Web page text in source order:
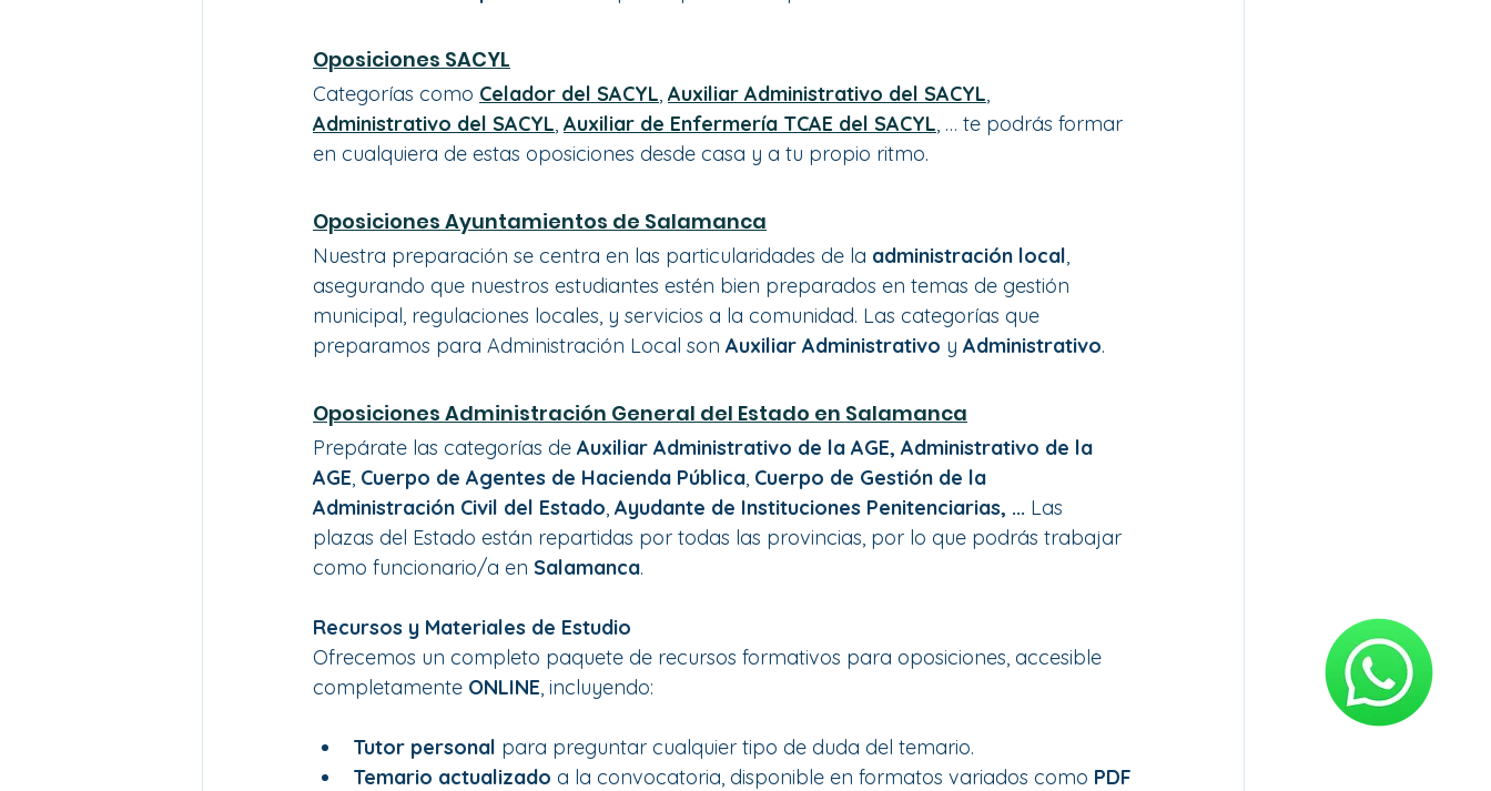
Oposiciones SACYL
Categorías como Celador del SACYL, Auxiliar Administrativo del SACYL,
Administrativo del SACYL, Auxiliar de Enfermería TCAE del SACYL, … te podrás formar
en cualquiera de estas oposiciones desde casa y a tu propio ritmo.
Oposiciones Ayuntamientos de Salamanca
Nuestra preparación se centra en las particularidades de la administración local,
asegurando que nuestros estudiantes estén bien preparados en temas de gestión
municipal, regulaciones locales, y servicios a la comunidad. Las categorías que
preparamos para Administración Local son Auxiliar Administrativo y Administrativo.
Oposiciones Administración General del Estado en Salamanca
Prepárate las categorías de Auxiliar Administrativo de la AGE, Administrativo de la
AGE, Cuerpo de Agentes de Hacienda Pública, Cuerpo de Gestión de la
Administración Civil del Estado, Ayudante de Instituciones Penitenciarias, ... Las
plazas del Estado están repartidas por todas las provincias, por lo que podrás trabajar
como funcionario/a en Salamanca.
Recursos y Materiales de Estudio
Ofrecemos un completo paquete de recursos formativos para oposiciones, accesible
completamente ONLINE, incluyendo:
Tutor personal para preguntar cualquier tipo de duda del temario.
Temario actualizado a la convocatoria, disponible en formatos variados como PDF